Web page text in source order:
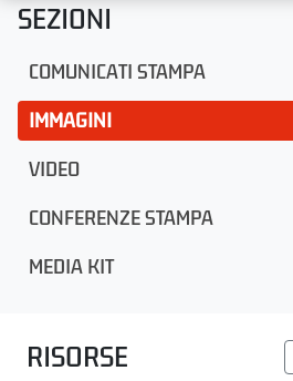
SEZIONI
COMUNICATI STAMPA
IMMAGINI
VIDEO
CONFERENZE STAMPA
MEDIA KIT
RISORSE